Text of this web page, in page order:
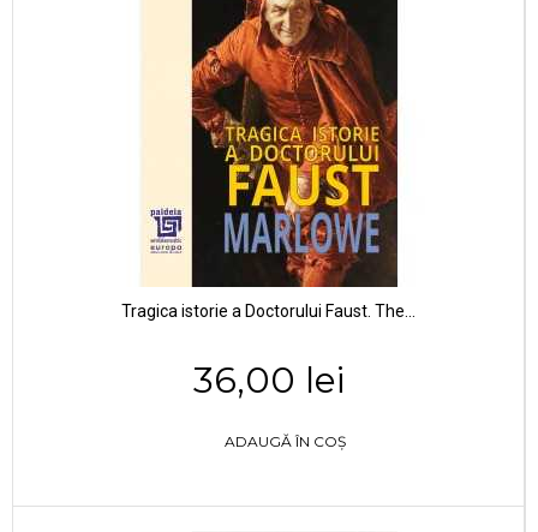
Tragica istorie a Doctorului Faust. The...
36,00 lei
ADAUGĂ ÎN COȘ